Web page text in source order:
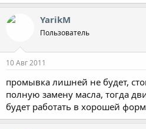
YarikM
Пользователь
10 Авг 2011
промывка лишней не будет,
полную замену масла, тогда
будет работать в хорошей